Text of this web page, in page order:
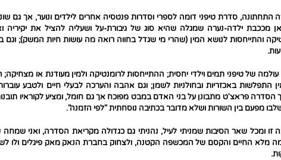
התחתונה, סדרת טיפני דומה לספרי וסדרות פנטסיה אחרים לילדים ונוער, אך גם
מככבת ילדה-נערה שמגלה שהיא סוג של גיבורת-על ושעליה להציל את יקיריה
והתייחסות לנושא המין (שהרי מי שגדל בחווה רואה מה עושות חיות המשק); וגם
של טיפני תמים וילדי יחסית; ההתייחסות לרומנטיקה ולמין מעודנת או
התפלשות באכזריות ובחולניות לשמן; וגם אהבה והערכה לבעלי חיים ולטבע
הסדרה פראצ'ט מתבונן על בני האדם במבט מפוכח אך גם חומל, ומציע לקוראיו תובנות
שלבו מפעם בין השורות ושלא מדובר בכתיבה נוסחתית "לפי הזמנה".
זו ומכל שאר הסיבות שמניתי לעיל, נהניתי גם כגדולה מקריאת הסדרה, ואני
מלא החיים והקסם של המכשפה הקטנה, ולצחוק בחברת הנאק מאק פיגלים ולו